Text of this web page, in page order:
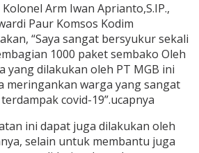
Arm Iwan Aprianto,S.IP.,
Paur Komsos Kodim
“Saya sangat bersyukur sekali
1000 paket sembako Oleh
yang dilakukan oleh PT MGB ini
meringankan warga yang sangat
covid-19”.ucapnya
ini dapat juga dilakukan oleh
selain untuk membantu juga